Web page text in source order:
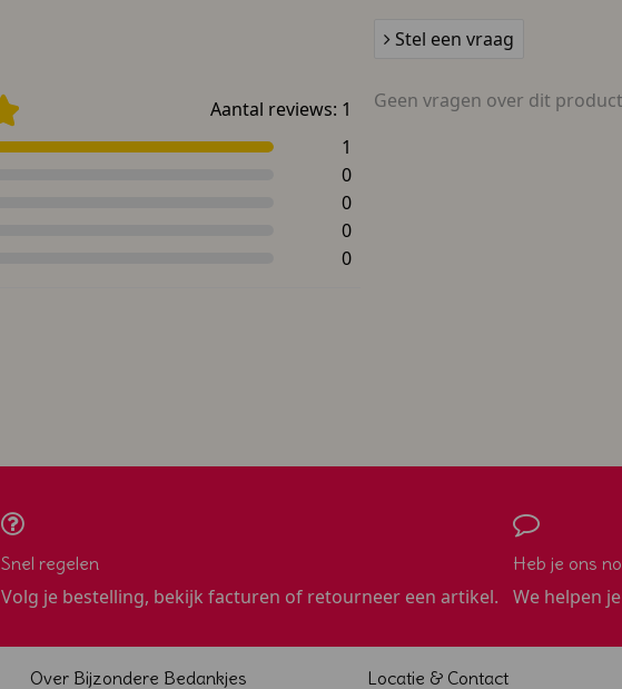
Aantal reviews: 1
1
0
0
0
0
Stel een vraag
Geen vragen over dit product
Snel regelen
Volg je bestelling, bekijk facturen of retourneer een artikel.
Heb je ons
We helpen
Over Bijzondere Bedankjes Locatie & Contact